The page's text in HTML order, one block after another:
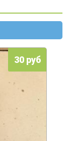
30 руб